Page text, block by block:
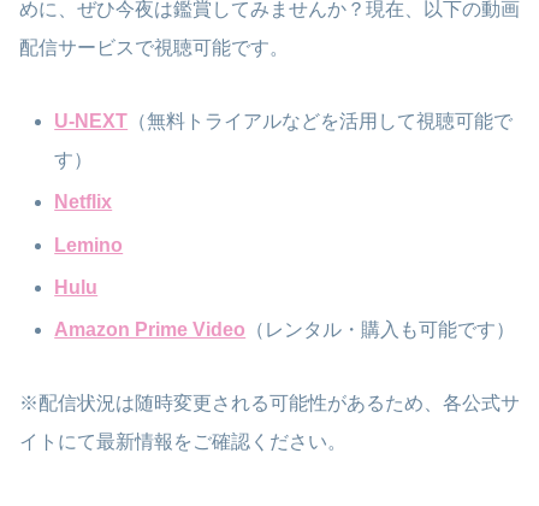
めに、ぜひ今夜は鑑賞してみませんか？現在、以下の動画
配信サービスで視聴可能です。
U-NEXT （無料トライアルなどを活用して視聴可能で
す）
Netflix
Lemino
Hulu
Amazon Prime Video （レンタル・購入も可能です）
※配信状況は随時変更される可能性があるため、各公式サ
イトにて最新情報をご確認ください。